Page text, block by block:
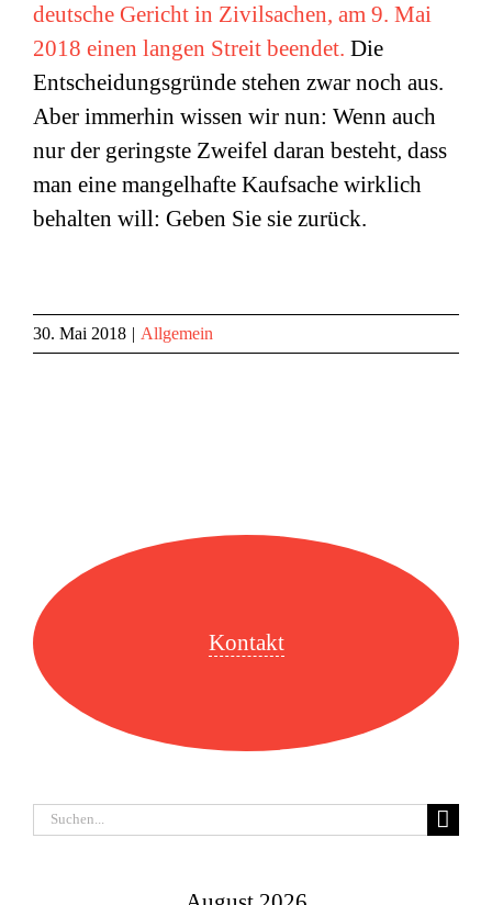
deutsche Gericht in Zivilsachen, am 9. Mai
2018 einen langen Streit beendet. Die
Entscheidungsgründe stehen zwar noch aus.
Aber immerhin wissen wir nun: Wenn auch
nur der geringste Zweifel daran besteht, dass
man eine mangelhafte Kaufsache wirklich
behalten will: Geben Sie sie zurück.
30. Mai 2018 | Allgemein
Kontakt
Suche